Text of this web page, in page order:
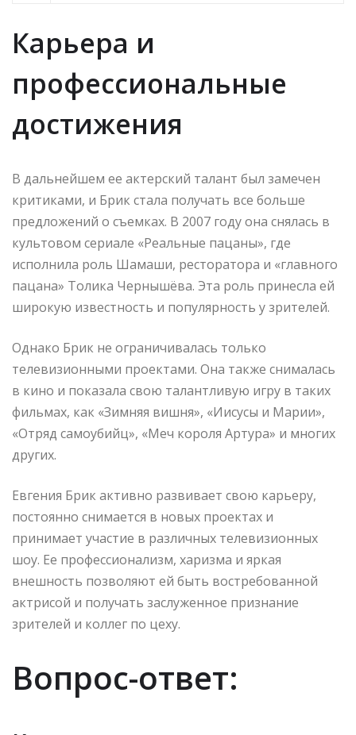
Карьера и
профессиональные
достижения
В дальнейшем ее актерский талант был замечен
критиками, и Брик стала получать все больше
предложений о съемках. В 2007 году она снялась в
культовом сериале «Реальные пацаны», где
исполнила роль Шамаши, ресторатора и «главного
пацана» Толика Чернышёва. Эта роль принесла ей
широкую известность и популярность у зрителей.
Однако Брик не ограничивалась только
телевизионными проектами. Она также снималась
в кино и показала свою талантливую игру в таких
фильмах, как «Зимняя вишня», «Иисусы и Марии»,
«Отряд самоубийц», «Меч короля Артура» и многих
других.
Евгения Брик активно развивает свою карьеру,
постоянно снимается в новых проектах и
принимает участие в различных телевизионных
шоу. Ее профессионализм, харизма и яркая
внешность позволяют ей быть востребованной
актрисой и получать заслуженное признание
зрителей и коллег по цеху.
Вопрос-ответ: